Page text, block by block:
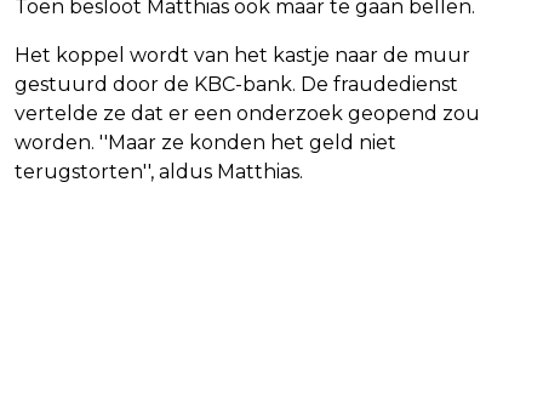
Toen besloot Matthias ook maar te gaan bellen.
Het koppel wordt van het kastje naar de muur
gestuurd door de KBC-bank. De fraudedienst
vertelde ze dat er een onderzoek geopend zou
worden. ''Maar ze konden het geld niet
terugstorten'', aldus Matthias.